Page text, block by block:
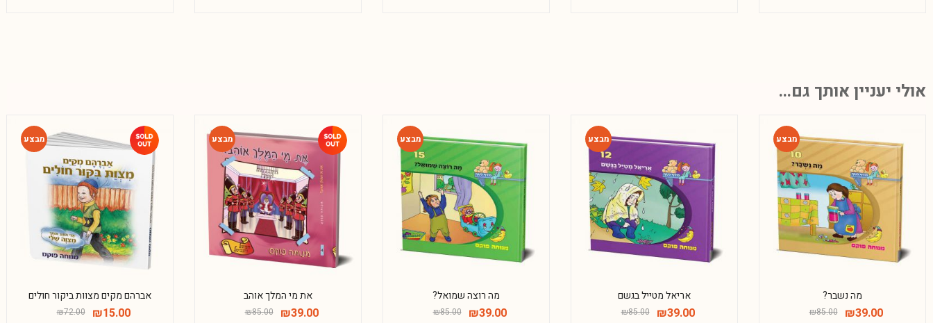
אולי יעניין אותך גם...
-79%
אברהם מקים מצוות ביקור חולים
₪72.00 ₪15.00
-54%
את מי המלך אוהב
₪85.00 ₪39.00
-54%
מה רוצה שמואל?
₪85.00 ₪39.00
-54%
אריאל מטייל בגשם
₪85.00 ₪39.00
-54%
מה נשבר?
₪85.00 ₪39.00